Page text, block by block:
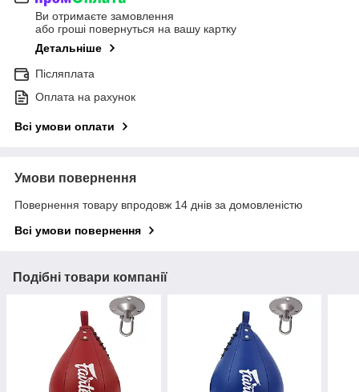
Ви отримаєте замовлення
або гроші повернуться на вашу картку
Детальніше
Післяплата
Оплата на рахунок
Всі умови оплати
Умови повернення
Повернення товару впродовж 14 днів за домовленістю
Всі умови повернення
Подібні товари компанії